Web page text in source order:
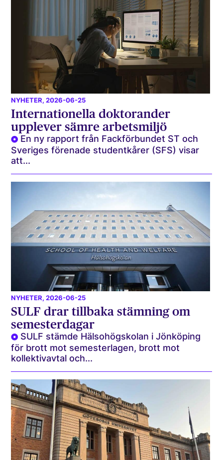
NYHETER, 2026-06-25
Internationella doktorander
upplever sämre arbetsmiljö
En ny rapport från Fackförbundet ST och
Sveriges förenade studentkårer (SFS) visar
att...
NYHETER, 2026-06-25
SULF drar tillbaka stämning om
semesterdagar
SULF stämde Hälsohögskolan i Jönköping
för brott mot semesterlagen, brott mot
kollektivavtal och...